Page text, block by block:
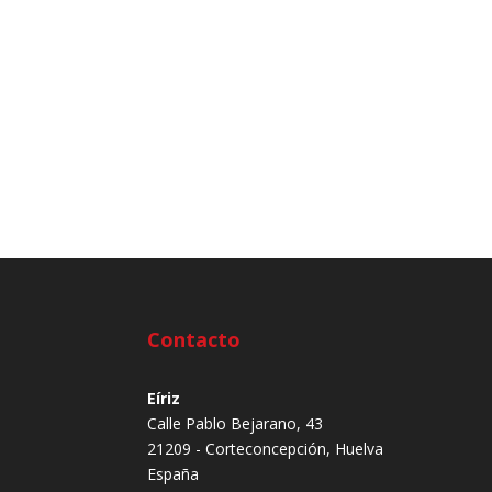
Contacto
Eíriz
Calle Pablo Bejarano, 43
21209 - Corteconcepción, Huelva
España